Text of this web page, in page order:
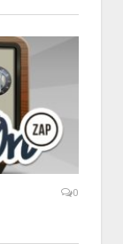
0